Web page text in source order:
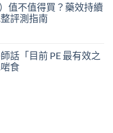
值不值得買？藥效持續
評測指南
話「目前 PE 最有效之
食